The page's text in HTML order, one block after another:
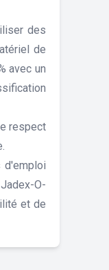
des
de
avec un
respect
O-
et de